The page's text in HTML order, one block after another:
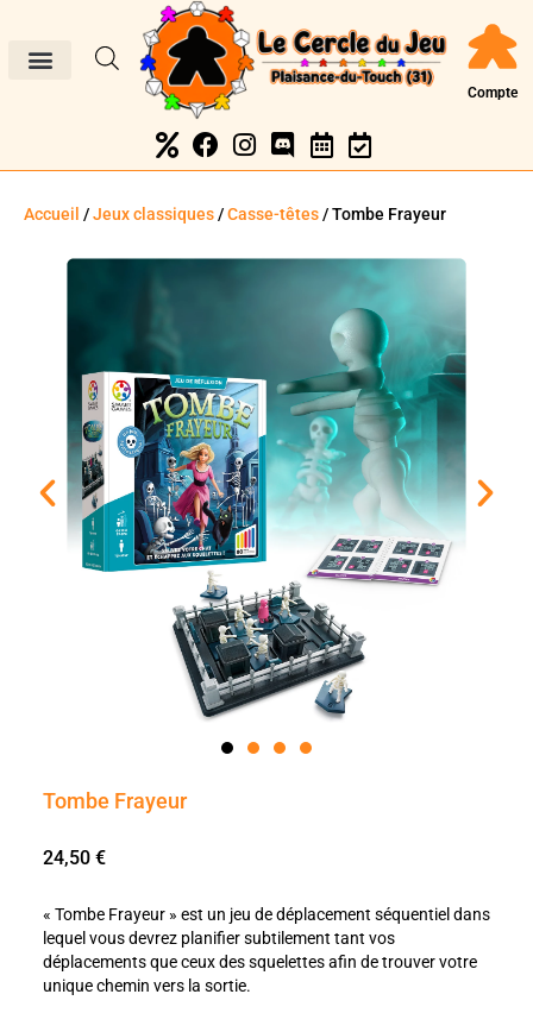
Compte
Accueil /Jeux classiques/Casse-têtes/ Tombe Frayeur
Tombe Frayeur
24,50 €
« Tombe Frayeur » est un jeu de déplacement séquentiel dans
lequel vous devrez planifier subtilement tant vos
déplacements que ceux des squelettes afin de trouver votre
unique chemin vers la sortie.